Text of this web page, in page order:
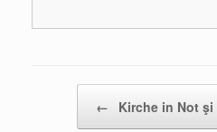
← Kirche in Not